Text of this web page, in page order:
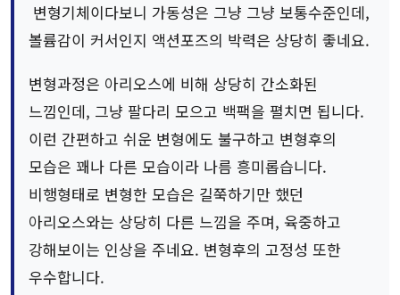
변형기체이다보니 가동성은 그냥 그냥 보통수준인데,
볼륨감이 커서인지 액션포즈의 박력은 상당히 좋네요.
변형과정은 아리오스에 비해 상당히 간소화된
느낌인데, 그냥 팔다리 모으고 백팩을 펼치면 됩니다.
이런 간편하고 쉬운 변형에도 불구하고 변형후의
모습은 꽤나 다른 모습이라 나름 흥미롭습니다.
비행형태로 변형한 모습은 길쭉하기만 했던
아리오스와는 상당히 다른 느낌을 주며, 육중하고
강해보이는 인상을 주네요. 변형후의 고정성 또한
우수합니다.